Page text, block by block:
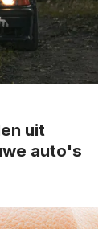
uit
auto's